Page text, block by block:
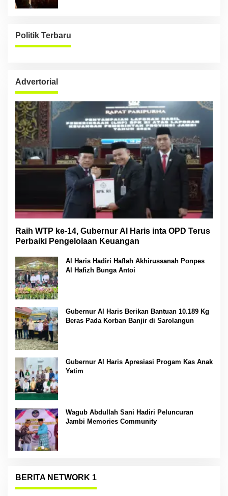
Politik Terbaru
Advertorial
Raih WTP ke-14, Gubernur Al Haris inta OPD Terus
Perbaiki Pengelolaan Keuangan
Al Haris Hadiri Haflah Akhirussanah Ponpes
Al Hafizh Bunga Antoi
Gubernur Al Haris Berikan Bantuan 10.189 Kg
Beras Pada Korban Banjir di Sarolangun
Gubernur Al Haris Apresiasi Progam Kas Anak
Yatim
Wagub Abdullah Sani Hadiri Peluncuran
Jambi Memories Community
BERITA NETWORK 1